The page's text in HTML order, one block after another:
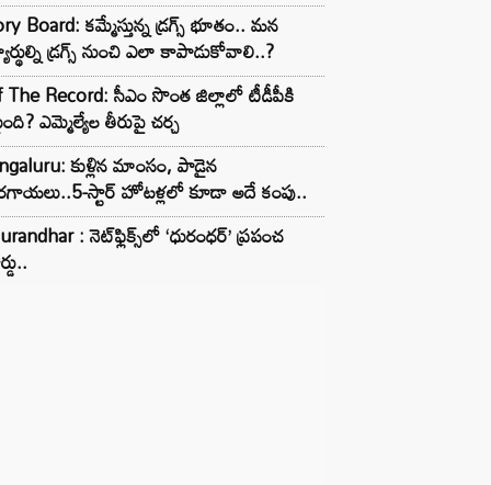
Board: కమ్మేస్తున్న డ్రగ్స్ భూతం.. మన
డ్రగ్స్ నుంచి ఎలా కాపాడుకోవాలి..?
The Record: సీఎం సొంత జిల్లాలో టీడీపీకి
ఎమ్మెల్యేల తీరుపై చర్చ
కుళ్లిన మాంసం, పాడైన
స్టార్ హోటళ్లలో కూడా అదే కంపు..
: నెట్‌ఫ్లిక్స్‌లో ‘ధురంధర్’ ప్రపంచ